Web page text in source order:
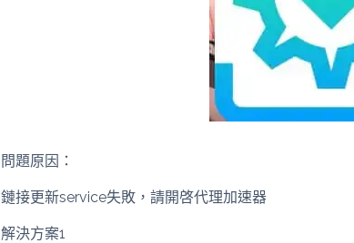
問題原因：
鏈接更新service失敗，請開啓代理加速器
解決方案1